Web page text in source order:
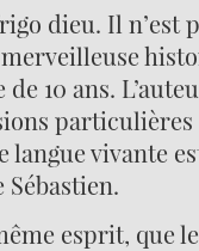
dieu. Il n’est
10 ans.
langue vivante
Sébastien.
esprit, que